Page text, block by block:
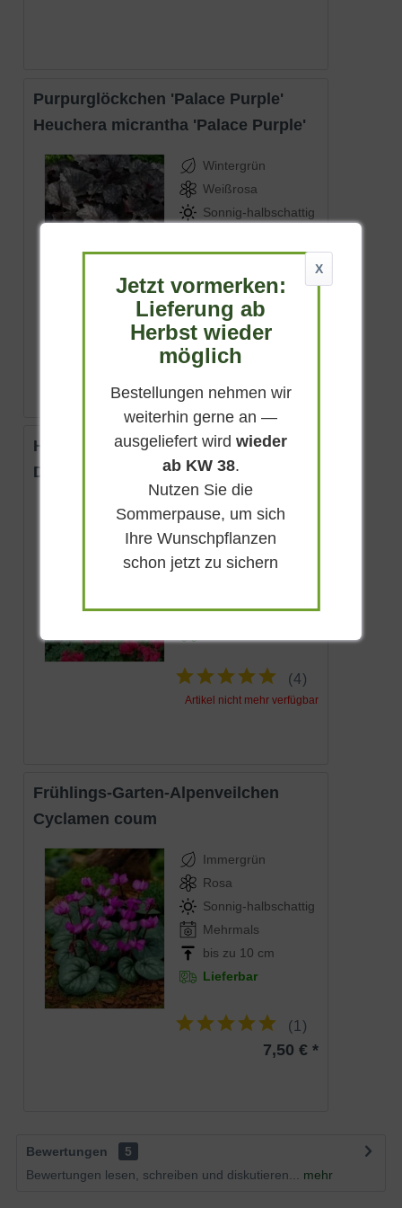
Purpurglöckchen 'Palace Purple'
Heuchera micrantha 'Palace Purple'
Wintergrün
Weißrosa
Sonnig-halbschattig
bis zu 60 cm
Lieferbar
ab 3,50 € *
Herzblume 'King of Hearts'
Dicentra formosa 'King of Hearts'
Sommergrün
Rosa
Absonnig
bis zu 10 cm
(4)
Artikel nicht mehr verfügbar
Frühlings-Garten-Alpenveilchen
Cyclamen coum
Immergrün
Rosa
Sonnig-halbschattig
Mehrmals
bis zu 10 cm
Lieferbar
(1)
7,50 € *
Bewertungen
5
Bewertungen lesen, schreiben und diskutieren...
mehr
X
Jetzt vormerken:
Lieferung ab
Herbst wieder
möglich
Bestellungen nehmen wir
weiterhin gerne an —
ausgeliefert wirdwieder
ab KW 38.
Nutzen Sie die
Sommerpause, um sich
Ihre Wunschpflanzen
schon jetzt zu sichern